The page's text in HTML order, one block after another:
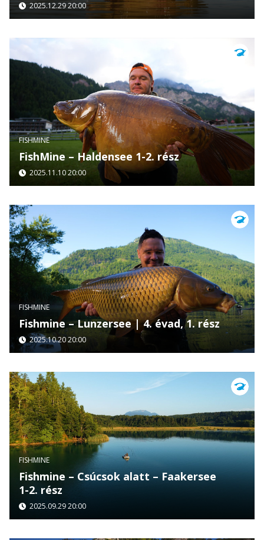
2025.12.29 20:00
FISHMINE
FishMine – Haldensee 1-2. rész
2025.11.10 20:00
FISHMINE
Fishmine – Lunzersee | 4. évad, 1. rész
2025.10.20 20:00
FISHMINE
Fishmine – Csúcsok alatt – Faakersee
1-2. rész
2025.09.29 20:00